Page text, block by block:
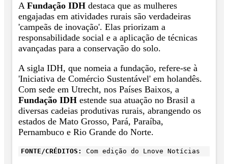
A Fundação IDH destaca que as mulheres
engajadas em atividades rurais são verdadeiras
'campeãs de inovação'. Elas priorizam a
responsabilidade social e a aplicação de técnicas
avançadas para a conservação do solo.
A sigla IDH, que nomeia a fundação, refere-se à
'Iniciativa de Comércio Sustentável' em holandês.
Com sede em Utrecht, nos Países Baixos, a
Fundação IDH estende sua atuação no Brasil a
diversas cadeias produtivas rurais, abrangendo os
estados de Mato Grosso, Pará, Paraíba,
Pernambuco e Rio Grande do Norte.
FONTE/CRÉDITOS: Com edição do Lnove Notícias